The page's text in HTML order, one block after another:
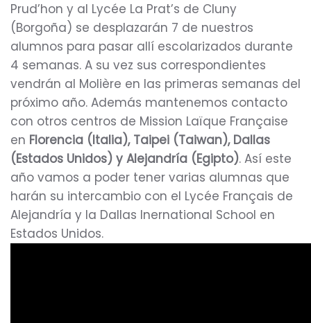
Prud’hon y al Lycée La Prat’s de Cluny
(Borgoña) se desplazarán 7 de nuestros
alumnos para pasar allí escolarizados durante
4 semanas. A su vez sus correspondientes
vendrán al Molière en las primeras semanas del
próximo año. Además mantenemos contacto
con otros centros de Mission Laïque Française
en Florencia (Italia), Taipei (Taiwan), Dallas
(Estados Unidos) y Alejandría (Egipto). Así este
año vamos a poder tener varias alumnas que
harán su intercambio con el Lycée Français de
Alejandría y la Dallas Inernational School en
Estados Unidos.